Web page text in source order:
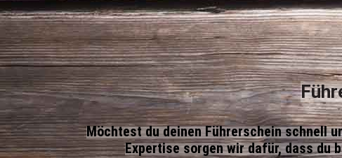
Möchtest du deinen Führerschein schnell
Expertise sorgenwir dafür, dass du